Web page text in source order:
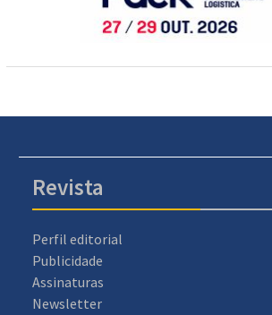
Revista
Perfil editorial
Publicidade
Assinaturas
Newsletter